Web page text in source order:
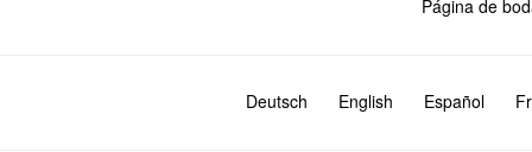
Página de
Deutsch English Español